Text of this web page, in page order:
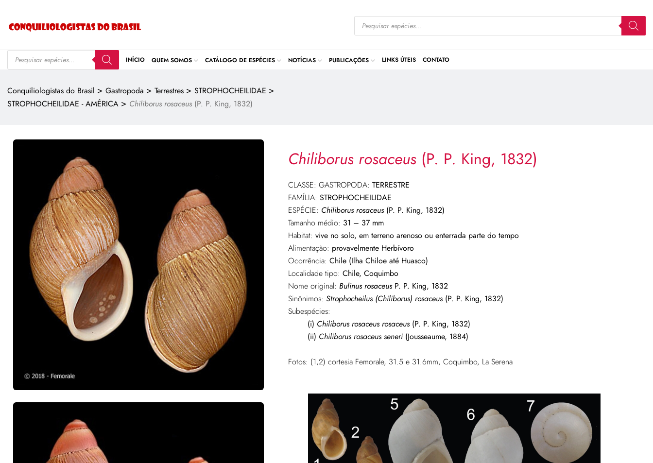
INÍCIO QUEM SOMOS CATÁLOGO DE ESPÉCIES NOTÍCIAS PUBLICAÇÕES LINKS ÚTEIS CONTATO
Conquiliologistas do Brasil > Gastropoda > Terrestres > STROPHOCHEILIDAE >
STROPHOCHEILIDAE - AMÉRICA > Chiliborus rosaceus (P. P. King, 1832)
Chiliborus rosaceus(P. P. King, 1832)
CLASSE: GASTROPODA: TERRESTRE
FAMÍLIA: STROPHOCHEILIDAE
ESPÉCIE: Chiliborus rosaceus(P. P. King, 1832)
Tamanho médio: 31 – 37 mm
Habitat: vive no solo, em terreno arenoso ou enterrada parte do tempo
Alimentação: provavelmente Herbívoro
Ocorrência: Chile (Ilha Chiloe até Huasco)
Localidade tipo: Chile, Coquimbo
Nome original: Bulinus rosaceusP. P. King, 1832
Sinônimos: Strophocheilus (Chiliborus) rosaceus(P. P. King, 1832)
Subespécies:
(i) Chiliborus rosaceus rosaceus(P. P. King, 1832)
(ii) Chiliborus rosaceus seneri(Jousseaume, 1884)
Fotos: (1,2) cortesia Femorale, 31.5 e 31.6mm, Coquimbo, La Serena